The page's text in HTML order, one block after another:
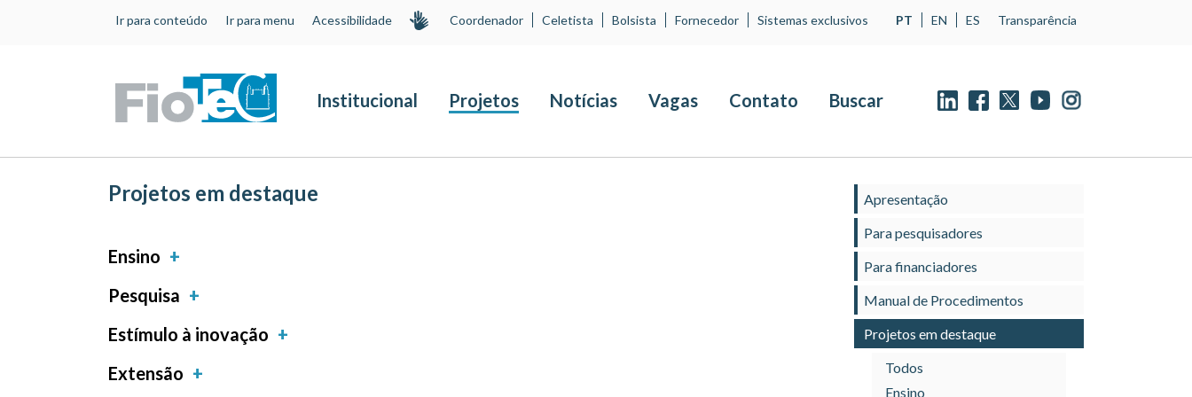
Ir para conteúdo Ir para menu Acessibilidade Coordenador Celetista Bolsista Fornecedor Sistemas exclusivos PT EN ES Transparência
Institucional Projetos Notícias Vagas Contato Buscar
Apresentação
Para pesquisadores
Para financiadores
Manual de Procedimentos
Projetos em destaque
Todos
Ensino
Projetos em destaque
Ensino
Pesquisa
Estímulo à inovação
Extensão